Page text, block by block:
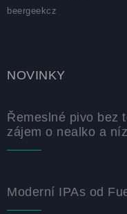
beergeekcz
NOVINKY
Řemeslné pivo bez
zájem o nealko a
Moderní IPAs od